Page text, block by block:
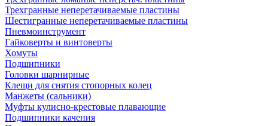
Трехгранные неперетачиваемые пластины
Шестигранные неперетачиваемые пластины
Пневмоинструмент
Гайковерты и винтоверты
Хомуты
Подшипники
Головки шарнирные
Клещи для снятия стопорных колец
Манжеты (сальники)
Муфты кулисно-крестовые плавающие
Подшипники качения